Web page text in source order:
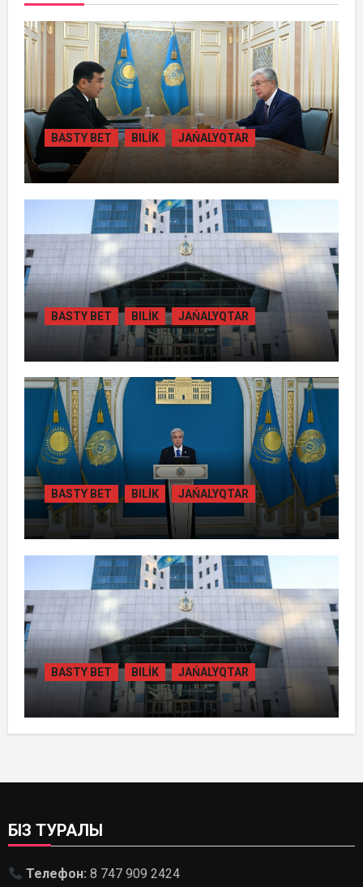
BASTY BET BILİK JAŃALYQTAR
ПРЕЗИДЕНТ «БӘЙТЕРЕК» ХОЛДИНГІНІҢ
БАСШЫСЫН ҚАБЫЛДАДЫ
BASTY BET BILİK JAŃALYQTAR
ЖАМБЫЛ ОБЛЫСЫНДА
ҚАЙТАРЫЛҒАН АКТИВТЕР ЕСЕБІНЕН
84 МЫҢ ТҰРҒЫН ТҰРАҚТЫ ГАЗБЕН
ҚАМТЫЛАДЫ
BASTY BET BILİK JAŃALYQTAR
ТОҚАЕВ БІРНЕШЕ ІРІ АВТОЖОЛ
ЖОБАСЫНЫҢ ҚҰРЫЛЫСЫН РЕСМИ
ТҮРДЕ БАСТАП БЕРДІ
BASTY BET BILİK JAŃALYQTAR
ҚАЗАҚСТАНДА
ГИДРОЭНЕРГЕТИКАНЫ ДАМЫТУДЫҢ
БІЗ ТУРАЛЫ
Телефон: 8 747 909 2424